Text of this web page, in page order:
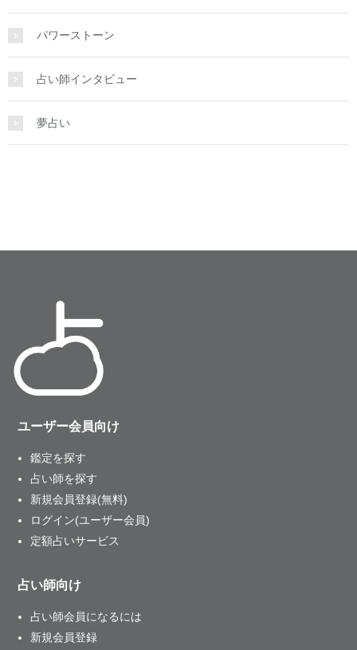
パワーストーン
占い師インタビュー
夢占い
ユーザー会員向け
鑑定を探す
占い師を探す
新規会員登録(無料)
ログイン(ユーザー会員)
定額占いサービス
占い師向け
占い師会員になるには
新規会員登録